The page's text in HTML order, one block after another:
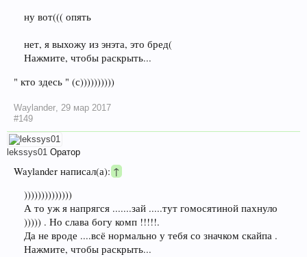
ну вот((( опять
нет, я выхожу из энэта, это бред(
Нажмите, чтобы раскрыть...
" кто здесь " (с))))))))))
Waylander 29 мар 2017
#149
lekssys01 Оратор
Waylander написал(а):↑
))))))))))))))
А то уж я напрягся .......зай .....тут гомосятиной пахнуло
))))) . Но слава богу комп !!!!!.
Да не вроде ....всё нормально у тебя со значком скайпа .
Нажмите, чтобы раскрыть...